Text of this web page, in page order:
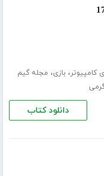
کامپیوتر،بازی، مجله گیم
دانلود کتاب